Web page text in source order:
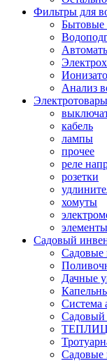
Фильтры для
Бытовые
Анализ
Электротовары
кабель
лампы
прочее
реле
розетки
хомуты
Садовый
Садовые
Дачные
Система
Садовый
Садовые